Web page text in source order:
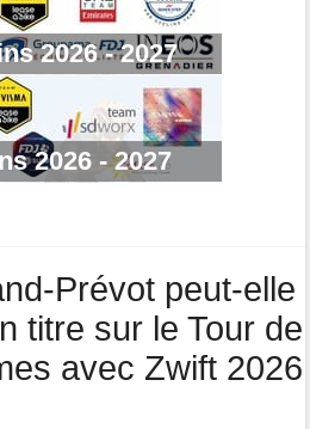
étape et prend le maillot jaune
dans les coulisses de la FDJ
moderne est beaucoup plus
après une chute
2026 - 2027
2026 - 2027
Prévot peut-elle
titre sur le Tour de
avec Zwift 2026